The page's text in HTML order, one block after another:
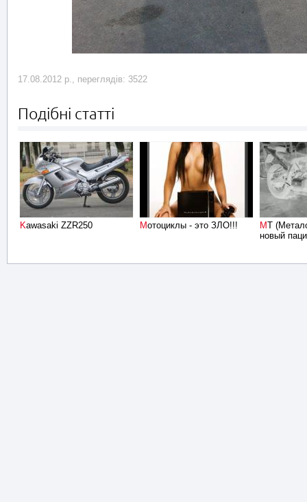
17.08.2012 р., переглядів: 3522
Подібні статті
Kawasaki ZZR250 Мотоциклы - это ЗЛО!!!
МТ (Металолом Тяжолый)
новый